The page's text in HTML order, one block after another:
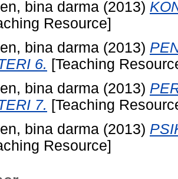
bina darma (2013)
Resource]
bina darma (2013)
6. [Teaching
bina darma (2013)
7. [Teaching
bina darma (2013)
Resource]